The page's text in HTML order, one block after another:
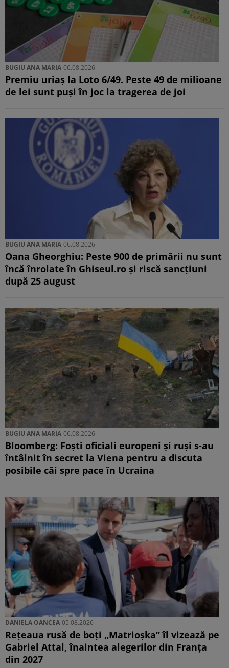
BUGIU ⁠ANA MARIA-06.08.2026
Premiu uriaș la Loto 6/49. Peste 49 de milioane
de lei sunt puși în joc la tragerea de joi
BUGIU ⁠ANA MARIA-06.08.2026
Oana Gheorghiu: Peste 900 de primării nu sunt
încă înrolate în Ghiseul.ro și riscă sancțiuni
după 25 august
BUGIU ⁠ANA MARIA-06.08.2026
Bloomberg: Foști oficiali europeni și ruși s-au
întâlnit în secret la Viena pentru a discuta
posibile căi spre pace în Ucraina
DANIELA OANCEA-05.08.2026
Rețeaua rusă de boți „Matrioșka” îl vizează pe
Gabriel Attal, înaintea alegerilor din Franța
din 2027